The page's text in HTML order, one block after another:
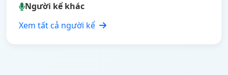
Người kể khác
Xem tất cả người kể